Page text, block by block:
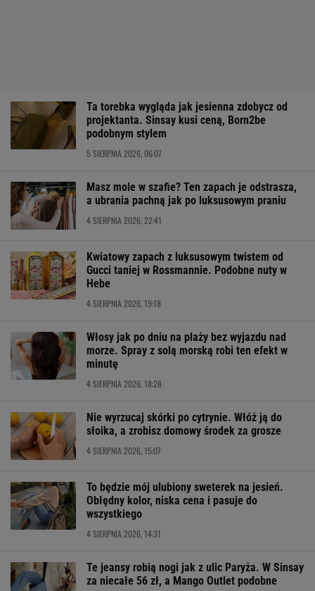
Ta torebka wygląda jak jesienna zdobycz od
projektanta. Sinsay kusi ceną, Born2be
podobnym stylem
5 SIERPNIA 2026, 06:07
Masz mole w szafie? Ten zapach je odstrasza,
a ubrania pachną jak po luksusowym praniu
4 SIERPNIA 2026, 22:41
Kwiatowy zapach z luksusowym twistem od
Gucci taniej w Rossmannie. Podobne nuty w
Hebe
4 SIERPNIA 2026, 19:18
Włosy jak po dniu na plaży bez wyjazdu nad
morze. Spray z solą morską robi ten efekt w
minutę
4 SIERPNIA 2026, 18:28
Nie wyrzucaj skórki po cytrynie. Włóż ją do
słoika, a zrobisz domowy środek za grosze
4 SIERPNIA 2026, 15:07
To będzie mój ulubiony sweterek na jesień.
Obłędny kolor, niska cena i pasuje do
wszystkiego
4 SIERPNIA 2026, 14:31
Te jeansy robią nogi jak z ulic Paryża. W Sinsay
za niecałe 56 zł, a Mango Outlet podobne